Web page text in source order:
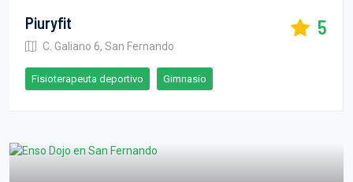
Piuryfit
C. Galiano 6, San Fernando
5
Fisioterapeuta deportivo Gimnasio